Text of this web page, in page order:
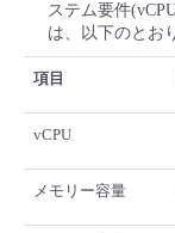
ステム要件
は、以下のとお
項目
vCPU
メモリー容量